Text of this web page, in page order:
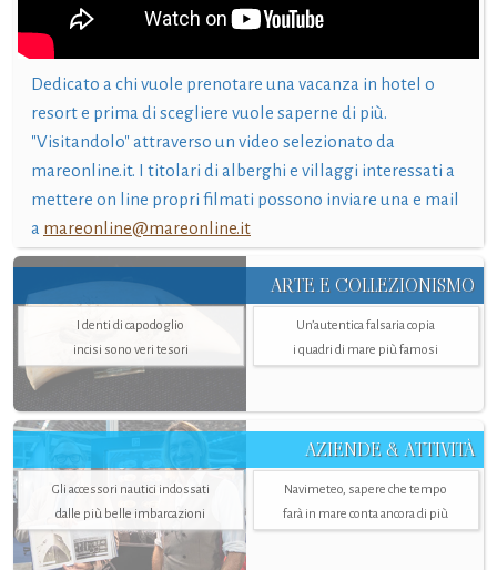
Dedicato a chi vuole prenotare una vacanza in hotel o
resort e prima di scegliere vuole saperne di più.
"Visitandolo" attraverso un video selezionato da
mareonline.it. I titolari di alberghi e villaggi interessati a
mettere on line propri filmati possono inviare una e mail
a mareonline@mareonline.it
ARTE E COLLEZIONISMO
I denti di capodoglio
incisi sono veri tesori
Un’autentica falsaria copia
i quadri di mare più famosi
AZIENDE & ATTIVITÀ
Gli accessori nautici indossati
dalle più belle imbarcazioni
Navimeteo, sapere che tempo
farà in mare conta ancora di più